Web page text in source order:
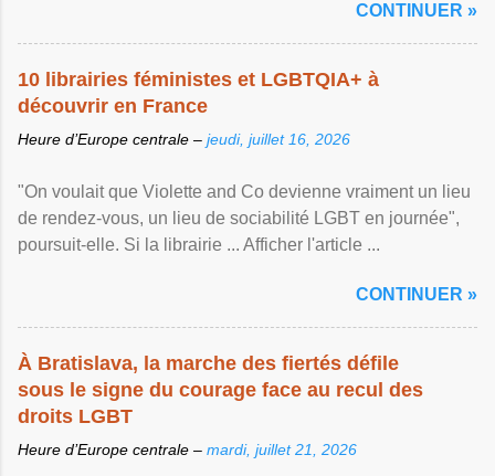
CONTINUER »
10 librairies féministes et LGBTQIA+ à
découvrir en France
Heure d’Europe centrale – jeudi, juillet 16, 2026
"On voulait que Violette and Co devienne vraiment un lieu
de rendez-vous, un lieu de sociabilité LGBT en journée",
poursuit-elle. Si la librairie ... Afficher l'article ...
CONTINUER »
À Bratislava, la marche des fiertés défile
sous le signe du courage face au recul des
droits LGBT
Heure d’Europe centrale – mardi, juillet 21, 2026